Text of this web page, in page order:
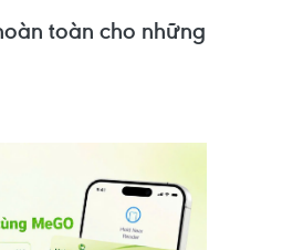
toàn cho những